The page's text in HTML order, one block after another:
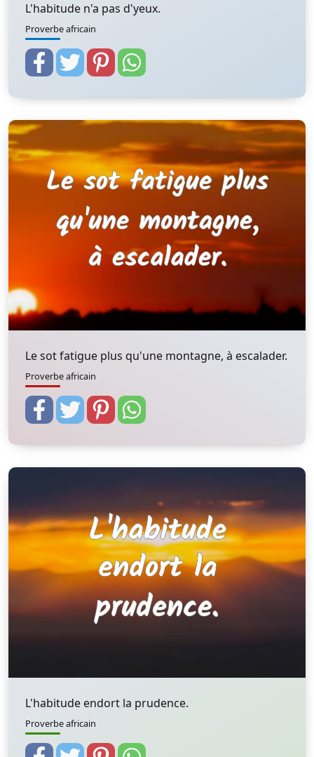
L'habitude n'a pas d'yeux.
Proverbe africain
Le sot fatigue plus qu'une montagne, à escalader.
Proverbe africain
L'habitude endort la prudence.
Proverbe africain